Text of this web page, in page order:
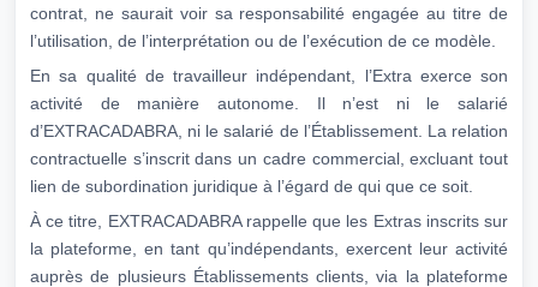
contrat, ne saurait voir sa responsabilité engagée au titre de
l’utilisation, de l’interprétation ou de l’exécution de ce modèle.
En sa qualité de travailleur indépendant, l’Extra exerce son
activité de manière autonome. Il n’est ni le salarié
d’EXTRACADABRA, ni le salarié de l’Établissement. La relation
contractuelle s’inscrit dans un cadre commercial, excluant tout
lien de subordination juridique à l’égard de qui que ce soit.
À ce titre, EXTRACADABRA rappelle que les Extras inscrits sur
la plateforme, en tant qu’indépendants, exercent leur activité
auprès de plusieurs Établissements clients, via la plateforme